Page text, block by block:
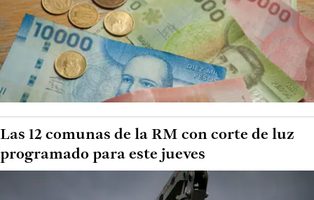
Las 12 comunas de la RM con corte de luz
programado para este jueves